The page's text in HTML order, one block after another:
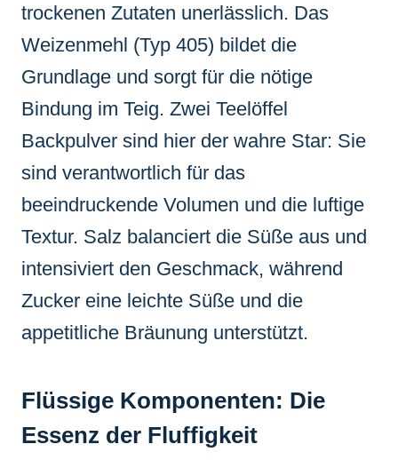
trockenen Zutaten unerlässlich. Das
Weizenmehl (Typ 405) bildet die
Grundlage und sorgt für die nötige
Bindung im Teig. Zwei Teelöffel
Backpulver sind hier der wahre Star: Sie
sind verantwortlich für das
beeindruckende Volumen und die luftige
Textur. Salz balanciert die Süße aus und
intensiviert den Geschmack, während
Zucker eine leichte Süße und die
appetitliche Bräunung unterstützt.
Flüssige Komponenten: Die
Essenz der Fluffigkeit